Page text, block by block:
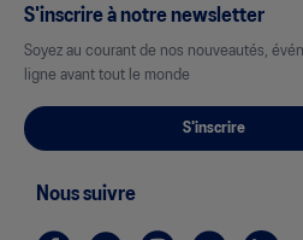
S'inscrire à notre newsletter
Soyez au courant de nos nouveautés,
ligne avant tout le monde
S'inscrire
Nous suivre